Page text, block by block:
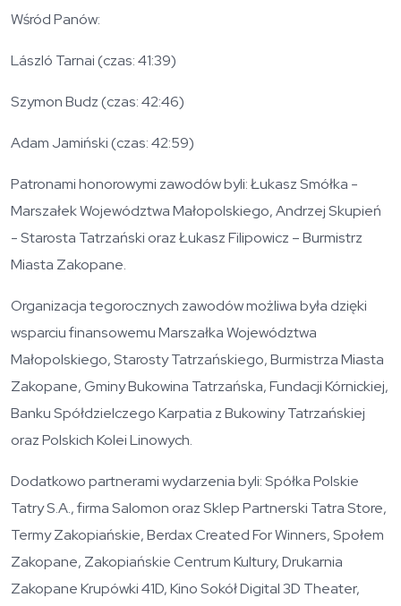
Wśród Panów:
László Tarnai (czas: 41:39)
Szymon Budz (czas: 42:46)
Adam Jamiński (czas: 42:59)
Patronami honorowymi zawodów byli: Łukasz Smółka -
Marszałek Województwa Małopolskiego, Andrzej Skupień
- Starosta Tatrzański oraz Łukasz Filipowicz – Burmistrz
Miasta Zakopane.
Organizacja tegorocznych zawodów możliwa była dzięki
wsparciu finansowemu Marszałka Województwa
Małopolskiego, Starosty Tatrzańskiego, Burmistrza Miasta
Zakopane, Gminy Bukowina Tatrzańska, Fundacji Kórnickiej,
Banku Spółdzielczego Karpatia z Bukowiny Tatrzańskiej
oraz Polskich Kolei Linowych.
Dodatkowo partnerami wydarzenia byli: Spółka Polskie
Tatry S.A., firma Salomon oraz Sklep Partnerski Tatra Store,
Termy Zakopiańskie, Berdax Created For Winners, Społem
Zakopane, Zakopiańskie Centrum Kultury, Drukarnia
Zakopane Krupówki 41D, Kino Sokół Digital 3D Theater,